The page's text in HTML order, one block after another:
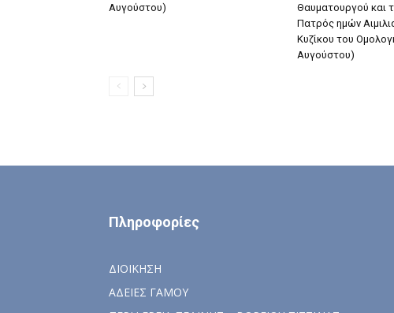
Αυγούστου)
Θαυματουργού και
Πατρός ημών
Kυζίκου του
Αυγούστου)
Πληροφορίες
ΔΙΟΙΚΗΣΗ
ΑΔΕΙΕΣ ΓΑΜΟΥ